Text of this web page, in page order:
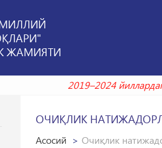
ЖАМИЯТИ
2019–2024
ОЧИҚЛИК
Асосий
Очиқлик